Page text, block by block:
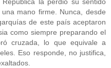
mano firme. Nunca, desde
de este país aceptaron
como siempre preparando el
cruzada, lo que equivale a
Eso responde, no justifica,